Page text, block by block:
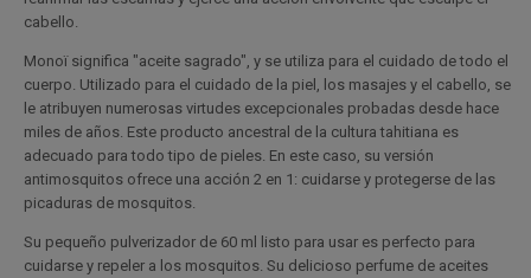
cabello.
Monoï significa "aceite sagrado", y se utiliza para el cuidado de todo el
cuerpo. Utilizado para el cuidado de la piel, los masajes y el cabello, se
le atribuyen numerosas virtudes excepcionales probadas desde hace
miles de años. Este producto ancestral de la cultura tahitiana es
adecuado para todo tipo de pieles. En este caso, su versión
antimosquitos ofrece una acción 2 en 1: cuidarse y protegerse de las
picaduras de mosquitos.
Su pequeño pulverizador de 60 ml listo para usar es perfecto para
cuidarse y repeler a los mosquitos. Su delicioso perfume de aceites